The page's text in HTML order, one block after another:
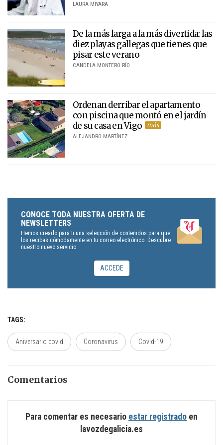
LAURA MIYARA
De la más larga a la más divertida: las
diez playas gallegas que tienes que
pisar este verano
CANDELA MONTERO RÍO
Ordenan derribar el apartamento
con piscina que montó en el jardín
de su casa en Vigo
ALEJANDRO MARTÍNEZ
CONOCE TODA NUESTRA OFERTA DE
NEWSLETTERS
Hemos creado para ti una selección de contenidos para que
los recibas cómodamente en tu correo electrónico. Descubre
nuestro nuevo servicio.
ACCEDE
TAGS
Aniversario covid Coronavirus Covid-19
Comentarios
Para comentar es necesario estar registrado en
lavozdegalicia.es